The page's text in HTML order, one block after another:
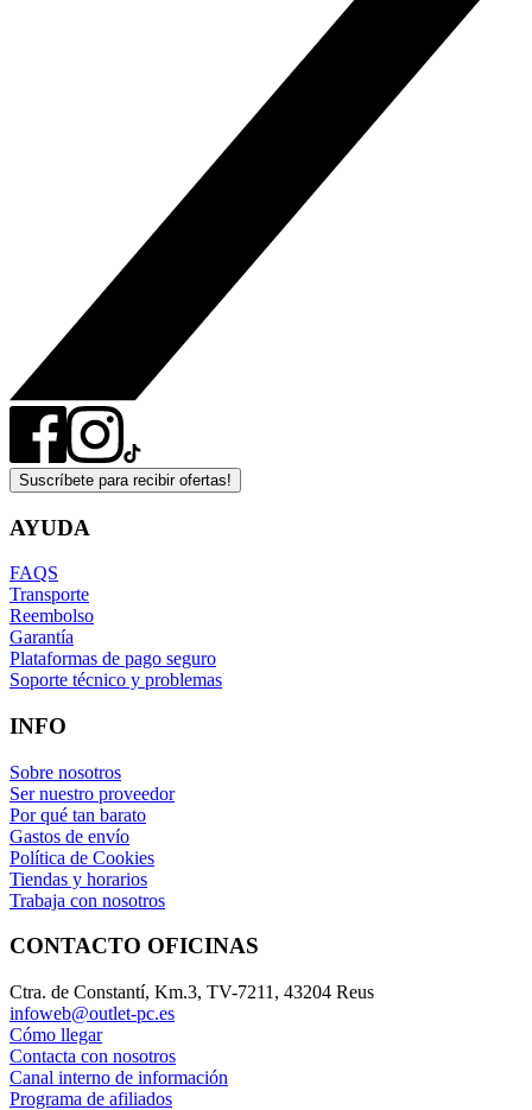
Suscríbete para recibir ofertas!
AYUDA
FAQS
Transporte
Reembolso
Garantía
Plataformas de pago seguro
Soporte técnico y problemas
INFO
Sobre nosotros
Ser nuestro proveedor
Por qué tan barato
Gastos de envío
Política de Cookies
Tiendas y horarios
Trabaja con nosotros
CONTACTO OFICINAS
Ctra. de Constantí, Km.3, TV-7211, 43204 Reus
infoweb@outlet-pc.es
Cómo llegar
Contacta con nosotros
Canal interno de información
Programa de afiliados